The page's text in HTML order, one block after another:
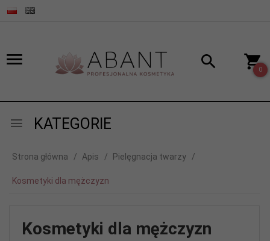
0
KATEGORIE
Strona główna Apis Pielęgnacja twarzy
Kosmetyki dla mężczyzn
Kosmetyki dla mężczyzn